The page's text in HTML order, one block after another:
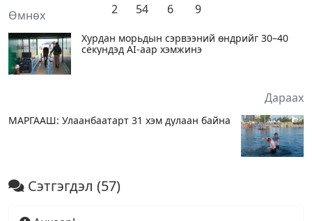
2 54 6 9
Өмнөх
Хурдан морьдын сэрвээний өндрийг 30–40
секундэд AI-аар хэмжинэ
Дараах
МАРГААШ: Улаанбаатарт 31 хэм дулаан байна
Сэтгэгдэл (57)